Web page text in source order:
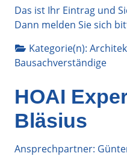
Das ist Ihr Eintrag und
Dann melden Sie sich
Kategorie(n):
Bausachverständige
HOAI
Bläsius
Ansprechpartner: